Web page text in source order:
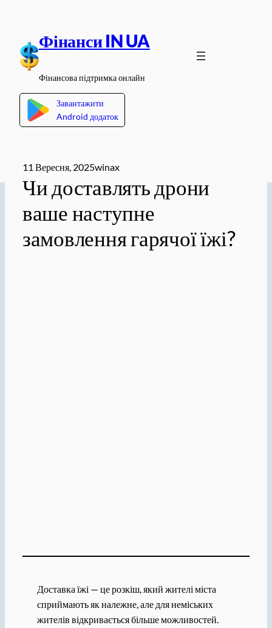
вмісту
Фінанси IN UA
Фінансова підтримка онлайн
Завантажити
Android додаток
11 Вересня, 2025winax
Чи доставлять дрони
ваше наступне
замовлення гарячої їжі?
Доставка їжі — це розкіш, який жителі міста
сприймають як належне, але для неміських
жителів відкривається більше можливостей.